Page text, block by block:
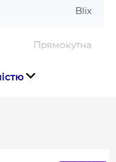
Blix
Прямокутна
вага